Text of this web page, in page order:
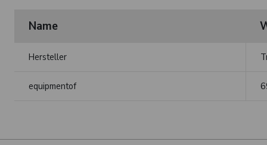
Name
Hersteller
equipmentof